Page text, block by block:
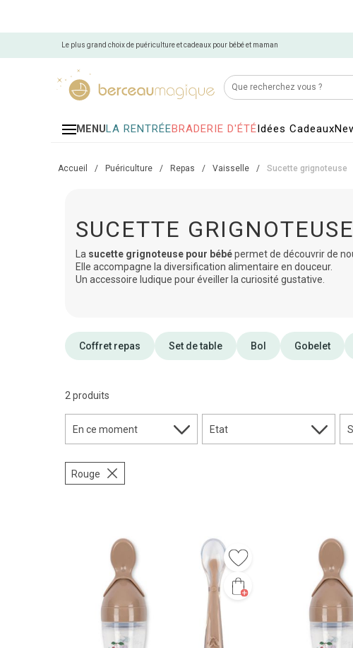
Le plus grand choix de puériculture et cadeaux pour bébé et maman
MENULA RENTRÉEBRADERIE D'ÉTÉIdées Cadeaux
Accueil / Puériculture / Repas / Vaisselle / Sucette grignoteuse
SUCETTE
La sucette grignoteuse pour bébépermet de découvrir de
Elle accompagne la diversification alimentaire en douceur.
Un accessoire ludique pour éveiller la curiosité gustative.
Coffret repas Set de table Bol Gobelet
2 produits
En ce moment Etat
Rouge